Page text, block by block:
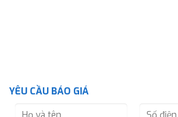
YÊU CẦU BÁO GIÁ